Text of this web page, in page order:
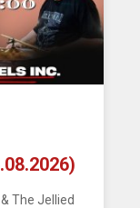
The Jellied